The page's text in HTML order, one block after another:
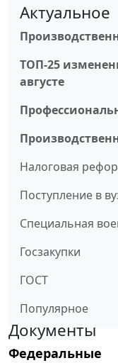
Актуальное
ТОП-25
августе
Налоговая
Поступление в
Специальная
Госзакупки
ГОСТ
Популярное
Документы
Федеральные